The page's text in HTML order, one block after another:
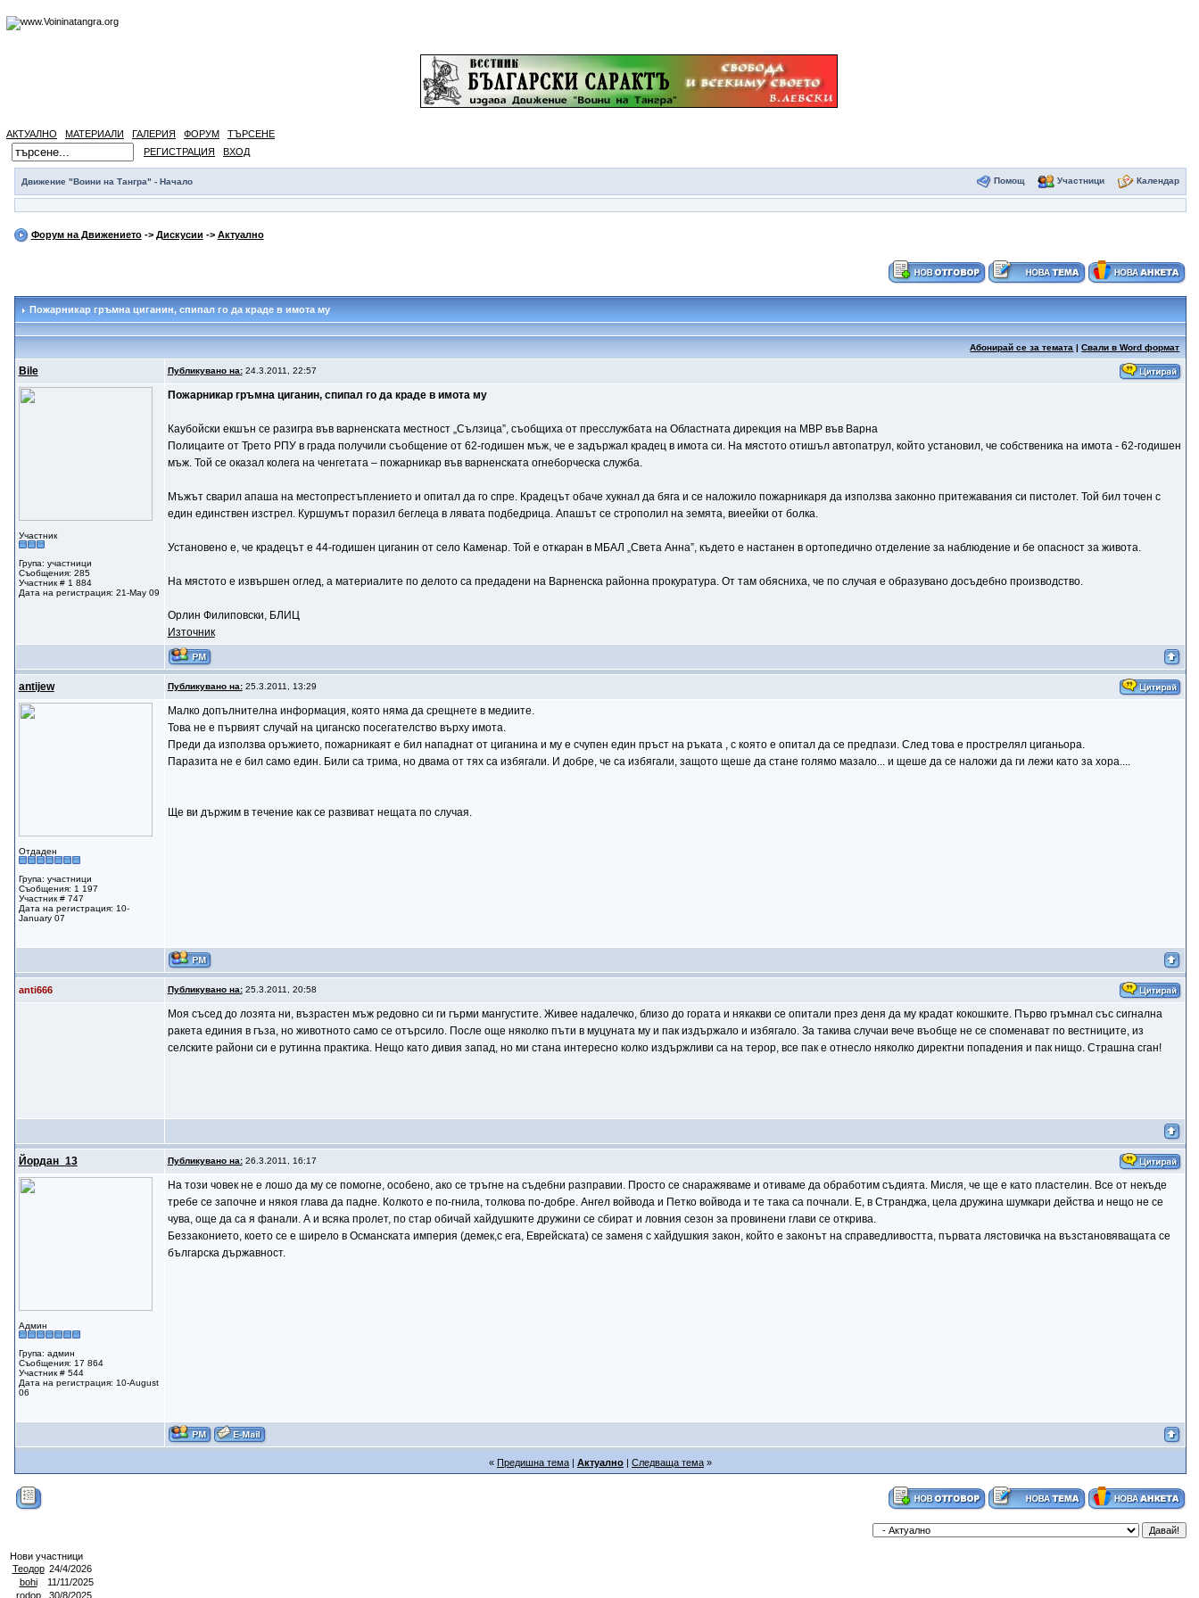
АКТУАЛНО МАТЕРИАЛИ ГАЛЕРИЯ ФОРУМ
ТЪРСЕНЕ
РЕГИСТРАЦИЯ
ВХОД
Движение "Воини на Тангра" - Начало Помощ Участници Календар
Форум на Движението-> Дискусии -> Актуално
Пожарникар гръмна циганин, спипал го да краде в имота му
Абонирай се за темата |Свали в Word формат
Bile Публикувано на:24.3.2011, 22:57
Участник
Група: участници
Съобщения: 285
Участник # 1 884
Дата на регистрация: 21-May 09
Пожарникар гръмна циганин, спипал го да краде в имота му
Каубойски екшън се разигра във варненската местност „Сълзица”, съобщиха от пресслужбата на Областната дирекция на МВР във Варна
Полицаите от Трето РПУ в града получили съобщение от 62-годишен мъж, че е задържал крадец в имота си. На мястото отишъл автопатрул, който установил, че собственика на имота - 62-годишен
мъж. Той се оказал колега на ченгетата – пожарникар във варненската огнеборческа служба.
Мъжът сварил апаша на местопрестъплението и опитал да го спре. Крадецът обаче хукнал да бяга и се наложило пожарникаря да използва законно притежавания си пистолет. Той бил точен с
един единствен изстрел. Куршумът поразил беглеца в лявата подбедрица. Апашът се строполил на земята, виеейки от болка.
Установено е, че крадецът е 44-годишен циганин от село Каменар. Той е откаран в МБАЛ „Света Анна”, където е настанен в ортопедично отделение за наблюдение и бе опасност за живота.
На мястото е извършен оглед, а материалите по делото са предадени на Варненска районна прокуратура. От там обясниха, че по случая е образувано досъдебно производство.
Орлин Филиповски, БЛИЦ
Източник
antijew Публикувано на:25.3.2011, 13:29
Отдаден
Група: участници
Съобщения: 1 197
Участник # 747
Дата на регистрация: 10-
January 07
Малко допълнителна информация, която няма да срещнете в медиите.
Това не е първият случай на циганско посегателство върху имота.
Преди да използва оръжието, пожарникаят е бил нападнат от циганина и му е счупен един пръст на ръката , с която е опитал да се предпази. След това е прострелял циганьора.
Паразита не е бил само един. Били са трима, но двама от тях са избягали. И добре, че са избягали, защото щеше да стане голямо мазало... и щеше да се наложи да ги лежи като за хора....
Ще ви държим в течение как се развиват нещата по случая.
anti666 Публикувано на:25.3.2011, 20:58
Моя съсед до лозята ни, възрастен мъж редовно си ги гърми мангустите. Живее надалечко, близо до гората и някакви се опитали през деня да му крадат кокошките. Първо гръмнал със сигнална
ракета единия в гъза, но животното само се отърсило. После още няколко пъти в муцуната му и пак издържало и избягало. За такива случаи вече въобще не се споменават по вестниците, из
селските райони си е рутинна практика. Нещо като дивия запад, но ми стана интересно колко издържливи са на терор, все пак е отнесло няколко директни попадения и пак нищо. Страшна сган!
Йордан_13 Публикувано на:26.3.2011, 16:17
Админ
Група: админ
Съобщения: 17 864
Участник # 544
Дата на регистрация: 10-August
06
На този човек не е лошо да му се помогне, особено, ако се тръгне на съдебни разправии. Просто се снаражяваме и отиваме да обработим съдията. Мисля, че ще е като пластелин. Все от некъде
требе се започне и някоя глава да падне. Колкото е по-гнила, толкова по-добре. Ангел войвода и Петко войвода и те така са почнали. Е, в Странджа, цела дружина шумкари действа и нещо не се
чува, още да са я фанали. А и всяка пролет, по стар обичай хайдушките дружини се сбират и ловния сезон за провинени глави се открива.
Беззаконието, което се е ширело в Османската империя (демек,с ега, Еврейската) се заменя с хайдушкия закон, който е законът на справедливостта, първата лястовичка на възстановяващата се
българска държавност.
« Предишна тема | Актуално | Следваща тема »
Нови участници
Теодор 24/4/2026
bohi
11/11/2025
rodop
30/8/2025